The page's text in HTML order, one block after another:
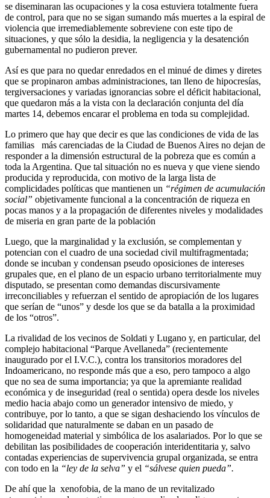
se diseminaran las ocupaciones y la cosa estuviera totalmente fuera
de control, para que no se sigan sumando más muertes a la espiral de
violencia que irremediablemente sobreviene con este tipo de
situaciones, y que sólo la desidia, la negligencia y la desatención
gubernamental no pudieron prever.
Así es que para no quedar enredados en el minué de dimes y diretes
que se propinaron ambas administraciones, tan lleno de hipocresías,
tergiversaciones y variadas ignorancias sobre el déficit habitacional,
que quedaron más a la vista con la declaración conjunta del día
martes 14, debemos encarar el problema en toda su complejidad.
Lo primero que hay que decir es que las condiciones de vida de las
familias más carenciadas de la Ciudad de Buenos Aires no dejan de
responder a la dimensión estructural de la pobreza que es común a
toda la Argentina. Que tal situación no es nueva y que viene siendo
producida y reproducida, con motivo de la larga lista de
complicidades políticas que mantienen un “régimen de acumulación
social” objetivamente funcional a la concentración de riqueza en
pocas manos y a la propagación de diferentes niveles y modalidades
de miseria en gran parte de la población
Luego, que la marginalidad y la exclusión, se complementan y
potencian con el cuadro de una sociedad civil multifragmentada;
donde se incuban y condensan pseudo oposiciones de intereses
grupales que, en el plano de un espacio urbano territorialmente muy
disputado, se presentan como demandas discursivamente
irreconciliables y refuerzan el sentido de apropiación de los lugares
que serían de “unos” y desde los que se da batalla a la proximidad
de los “otros”.
La rivalidad de los vecinos de Soldati y Lugano y, en particular, del
complejo habitacional “Parque Avellaneda” (recientemente
inaugurado por el I.V.C.), contra los transitorios moradores del
Indoamericano, no responde más que a eso, pero tampoco a algo
que no sea de suma importancia; ya que la apremiante realidad
económica y de inseguridad (real o sentida) opera desde los niveles
medio hacia abajo como un generador intensivo de miedo, y
contribuye, por lo tanto, a que se sigan deshaciendo los vínculos de
solidaridad que naturalmente se daban en un pasado de
homogeneidad material y simbólica de los asalariados. Por lo que se
debilitan las posibilidades de cooperación interidentitaria y, salvo
contadas experiencias de supervivencia grupal organizada, se entra
con todo en la “ley de la selva” y el “sálvese quien pueda”.
De ahí que la xenofobia, de la mano de un revitalizado